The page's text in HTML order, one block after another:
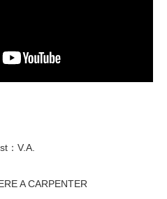
：V.A.
A CARPENTER